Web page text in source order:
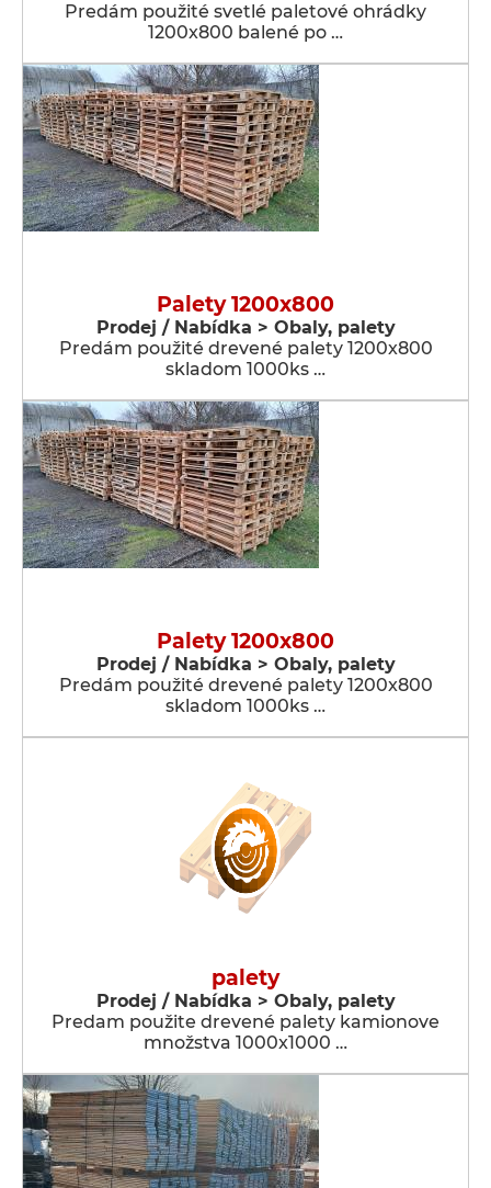
Predám použité svetlé paletové ohrádky
1200x800 balené po …
Palety 1200x800
Prodej / Nabídka > Obaly, palety
Predám použité drevené palety 1200x800
skladom 1000ks …
Palety 1200x800
Prodej / Nabídka > Obaly, palety
Predám použité drevené palety 1200x800
skladom 1000ks …
palety
Prodej / Nabídka > Obaly, palety
Predam použite drevené palety kamionove
množstva 1000x1000 …